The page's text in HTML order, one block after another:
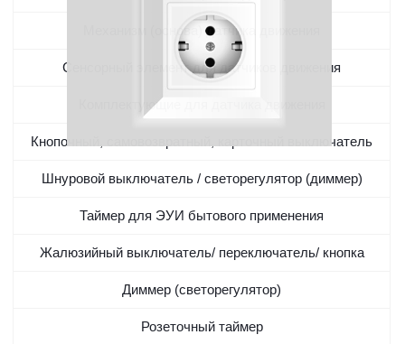
Механизм (основа) датчика движения
Сенсорный элемент для датчиков движения
Комплектующие для датчика движения
Кнопочный, самовозвратный, карточный выключатель
Шнуровой выключатель / светорегулятор (диммер)
Таймер для ЭУИ бытового применения
Жалюзийный выключатель/ переключатель/ кнопка
Диммер (светорегулятор)
Розеточный таймер